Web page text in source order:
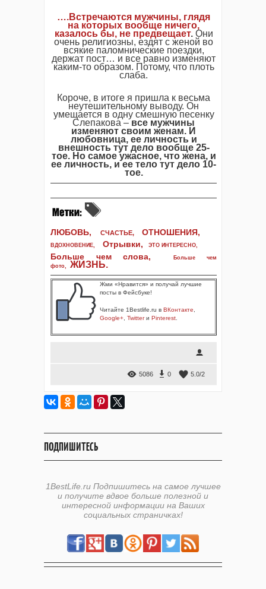
….Встречаются мужчины, глядя
на которых вообще ничего,
казалось бы, не предвещает.Они
очень религиозны, ездят с женой во
всякие паломнические поездки,
держат пост… и все равно изменяют
каким-то образом. Потому, что плоть
слаба.
Короче, в итоге я пришла к весьма
неутешительному выводу. Он
умещается в одну смешную песенку
Слепакова –все мужчины
изменяют своим женам. И
любовница, ее личность и
внешность тут дело вообще 25-
тое. Но самое ужасное, что жена, и
ее личность, и ее тело тут дело 10-
тое.
ЛЮБОВЬ, СЧАСТЬЕ, ОТНОШЕНИЯ,
ВДОХНОВЕНИЕ, Отрывки, ЭТО ИНТЕРЕСНО,
Больше чем слова,
Больше чем
фото, ЖИЗНЬ.
Жми «Нравится» и получай лучшие
посты в Фейсбуке!
Читайте 1Bestlife.ru в ВКонтакте
Google+ Twitterи Pinterest
5086 0 5.0/2
ПОДПИШИТЕСЬ
1BestLife.ru Подпишитесь на самое лучшее
и получите вдвое больше полезной и
интересной информации на Ваших
социальных страничках!